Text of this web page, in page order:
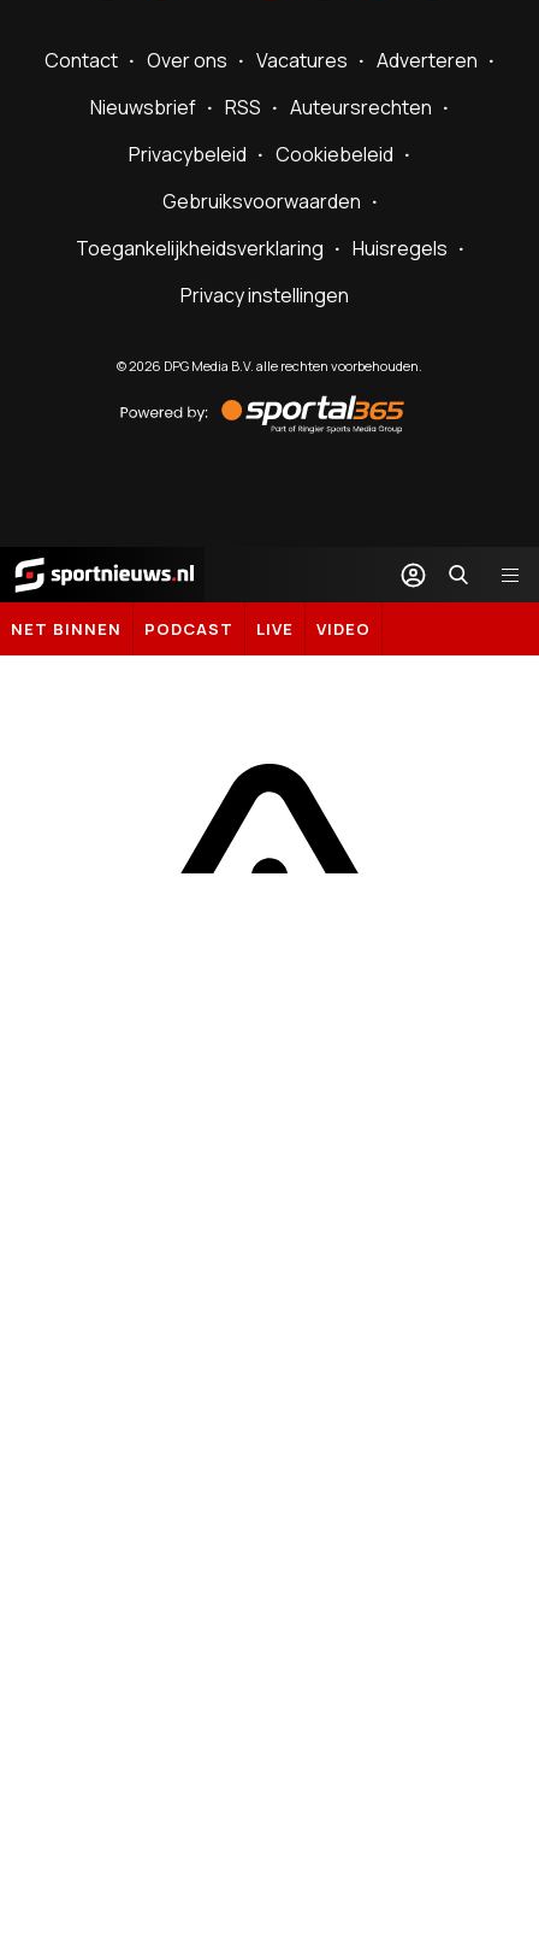
Contact Over ons Vacatures
Adverteren
Nieuwsbrief
RSS
Auteursrechten
Privacybeleid
Cookiebeleid
Gebruiksvoorwaarden
Toegankelijkheidsverklaring
Huisregels
Privacy instellingen
©2026 DPG Media B.V. alle rechten voorbehouden.
by
Sportal365
Sportnieuws.nl
NET BINNEN PODCAST LIVE VIDEO